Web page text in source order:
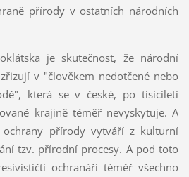
přírody v ostatních národních
je skutečnost, že národní
v "člověkem nedotčené nebo
která se v české, po tisíciletí
krajině téměř nevyskytuje. A
přírody vytváří z kulturní
tzv. přírodní procesy. A pod toto
ochranáři téměř všechno